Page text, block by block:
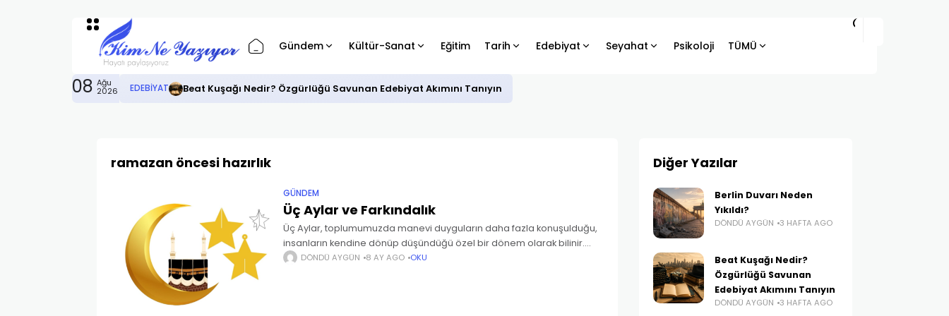
Gündem Kültür-Sanat Eğitim Tarih Edebiyat Seyahat Psikoloji TÜMÜ
08 Ağu
2026 EDEBIYAT Beat Kuşağı Nedir? Özgürlüğü Savunan Edebiyat Akımını Tanıyın
ramazan öncesi hazırlık
GÜNDEM
Üç Aylar ve Farkındalık
Üç Aylar, toplumumuzda manevi duyguların daha fazla konuşulduğu,
insanların kendine dönüp düşündüğü özel bir dönem olarak bilinir.
Ancak bu ayları önemli kılan şey, yapılan iyiliklerin ve ibadetlerin
DÖNDÜ AYGÜN 8 AY AGO OKU
Diğer Yazılar
Berlin Duvarı Neden
Yıkıldı?
DÖNDÜ AYGÜN 3 HAFTA AGO
Beat Kuşağı Nedir?
Özgürlüğü Savunan
Edebiyat Akımını Tanıyın
DÖNDÜ AYGÜN 3 HAFTA AGO